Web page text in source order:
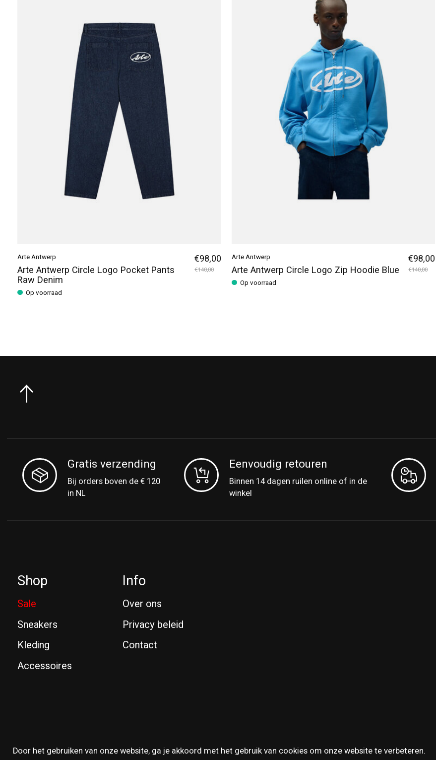
Arte Antwerp
Arte Antwerp Circle Logo Pocket Pants
Raw Denim
Op voorraad
€98,00
€140,00
Arte Antwerp
Arte Antwerp Circle Logo Zip Hoodie Blue
Op voorraad
€98,00
€140,00
Gratis verzending
Bij orders boven de € 120
in NL
Eenvoudig retouren
Binnen 14 dagen ruilen online of in de
winkel
Shop
Sale
Sneakers
Kleding
Accessoires
Info
Over ons
Privacy beleid
Contact
Door het gebruiken van onze website, ga je akkoord met het gebruik van cookies om onze website te verbeteren.